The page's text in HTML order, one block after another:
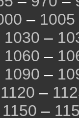
– 1005
1030 –
1060 –
1090 –
1120 –
1150 –